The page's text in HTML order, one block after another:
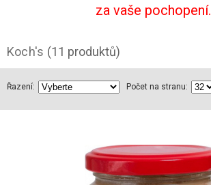
za vaše pochopení.
Koch's (11 produktů)
Řazení: Počet na stranu: